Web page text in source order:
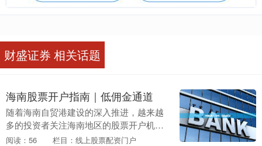
财盛证券 相关话题
海南股票开户指南｜低佣金通道
随着海南自贸港建设的深入推进，越来越
多的投资者关注海南地区的股票开户机
会。无论是本地居民，还是看好海南发展
阅读：56 栏目：线上股票配资门户